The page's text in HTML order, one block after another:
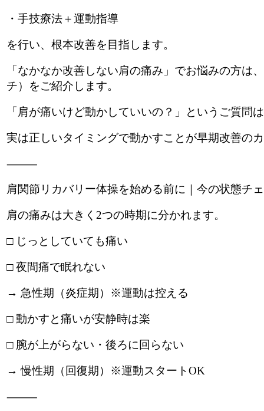
・手技療法＋運動指導
を行い、根本改善を目指します。
「なかなか改善しない肩の痛み」でお悩みの方
チ）をご紹介します。
「肩が痛いけど動かしていいの？」というご質問
実は正しいタイミングで動かすことが早期改善の
⸻
肩関節リカバリー体操を始める前に｜今の状態チ
肩の痛みは大きく2つの時期に分かれます。
□ じっとしていても痛い
□ 夜間痛で眠れない
→ 急性期（炎症期）※運動は控える
□ 動かすと痛いが安静時は楽
□ 腕が上がらない・後ろに回らない
→ 慢性期（回復期）※運動スタートOK
⸻